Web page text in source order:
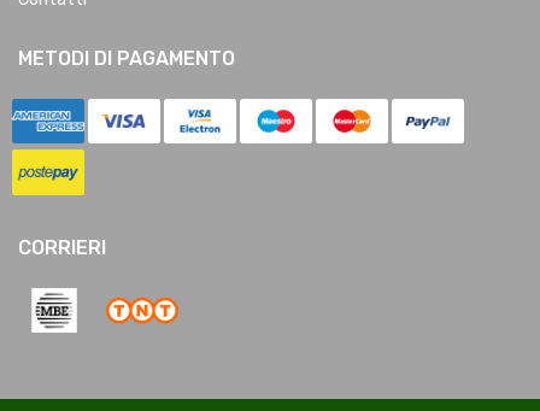
METODI DI PAGAMENTO
CORRIERI